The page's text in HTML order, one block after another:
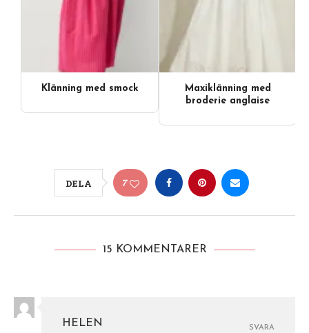
Klänning med smock
Maxiklänning med
broderie anglaise
DELA 7
15 KOMMENTARER
HELEN
SVARA